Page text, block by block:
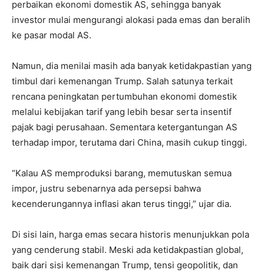
perbaikan ekonomi domestik AS, sehingga banyak
investor mulai mengurangi alokasi pada emas dan beralih
ke pasar modal AS.
Namun, dia menilai masih ada banyak ketidakpastian yang
timbul dari kemenangan Trump. Salah satunya terkait
rencana peningkatan pertumbuhan ekonomi domestik
melalui kebijakan tarif yang lebih besar serta insentif
pajak bagi perusahaan. Sementara ketergantungan AS
terhadap impor, terutama dari China, masih cukup tinggi.
“Kalau AS memproduksi barang, memutuskan semua
impor, justru sebenarnya ada persepsi bahwa
kecenderungannya inflasi akan terus tinggi,” ujar dia.
Di sisi lain, harga emas secara historis menunjukkan pola
yang cenderung stabil. Meski ada ketidakpastian global,
baik dari sisi kemenangan Trump, tensi geopolitik, dan